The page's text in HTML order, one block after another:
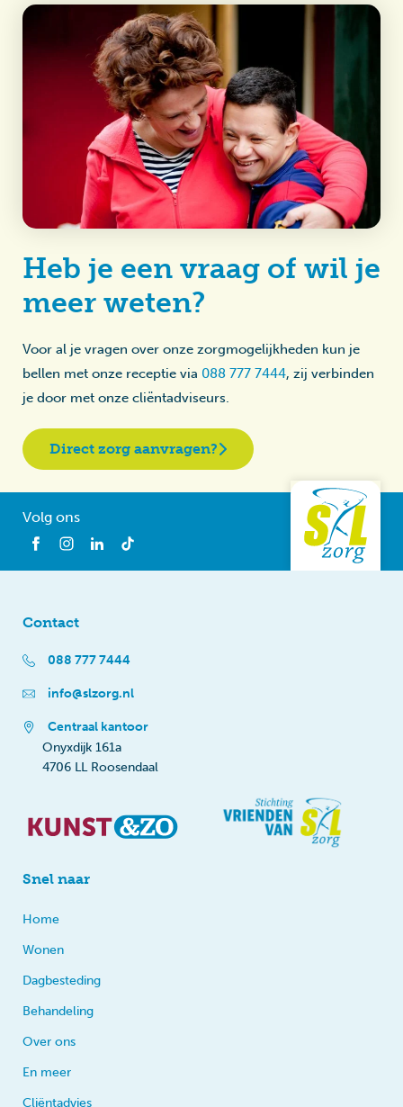
Heb je een vraag of wil je
meer weten?
Voor al je vragen over onze zorgmogelijkheden kun je
bellen met onze receptie via 088 777 7444, zij verbinden
je door met onze cliëntadviseurs.
Direct zorg aanvragen?
Volg ons
Contact
088 777 7444
info@slzorg.nl
Centraal kantoor
Onyxdijk 161a
4706 LL Roosendaal
Snel naar
Home
Wonen
Dagbesteding
Behandeling
Over ons
En meer
Cliëntadvies